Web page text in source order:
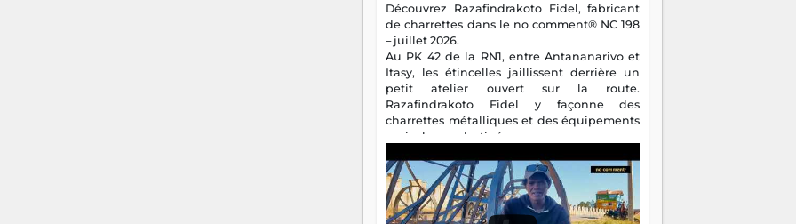
Découvrez Razafindrakoto Fidel, fabricant
de charrettes dans le no comment® NC 198
– juillet 2026.
Au PK 42 de la RN1, entre Antananarivo et
Itasy, les étincelles jaillissent derrière un
petit atelier ouvert sur la route.
Razafindrakoto Fidel y façonne des
charrettes métalliques et des équipements
agricoles destinés aux campagnes
familial, il perpétue un métier discret mais
essentiel.